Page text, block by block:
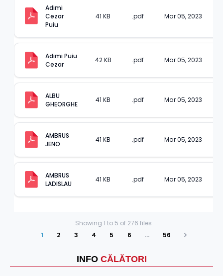
INFO CĂLĂTORI
Adimi
Cezar
Puiu
41 KB .pdf Mar 05, 2023
Adimi Puiu
Cezar
42 KB .pdf Mar 05, 2023
ALBU
GHEORGHE
41 KB .pdf Mar 05, 2023
AMBRUS
JENO
41 KB .pdf Mar 05, 2023
AMBRUS
LADISLAU
41 KB .pdf Mar 05, 2023
Showing 1 to 5 of 276 files
1
2 3 4 5 6 … 56
Next